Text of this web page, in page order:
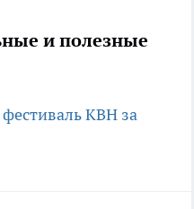
и полезные
КВН за